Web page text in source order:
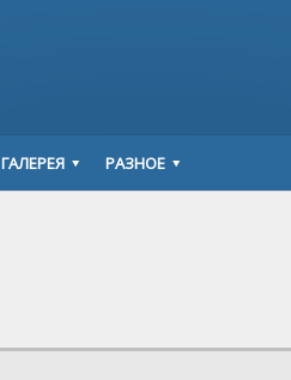
ГАЛЕРЕЯ РАЗНОЕ